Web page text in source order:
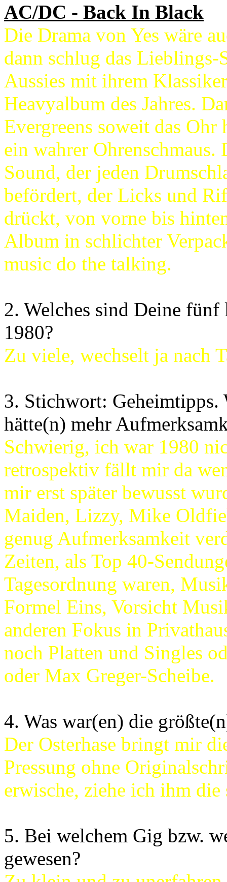
AC/DC - Back In Black
Die Drama von Yes wäre
dann schlug das
Aussies mit ihrem
Heavyalbum des Jahres.
Evergreens soweit das
ein wahrer
Sound, der jeden
befördert, der Licks und
drückt, von vorne bis
Album in schlichter
music do the talking.
2. Welches sind Deine fünf
1980?
Zu viele, wechselt ja nach
3. Stichwort: Geheimtipps.
hätte(n) mehr
Schwierig, ich war 1980
retrospektiv fällt mir da
mir erst später bewusst
Maiden, Lizzy, Mike
genug Aufmerksamkeit
Zeiten, als Top 40-
Tagesordnung waren,
Formel Eins, Vorsicht
anderen Fokus in
noch Platten und Singles
oder Max Greger-Scheibe.
4. Was war(en) die
Der Osterhase bringt mir
Pressung ohne
erwische, ziehe ich ihm
5. Bei welchem Gig bzw.
gewesen?